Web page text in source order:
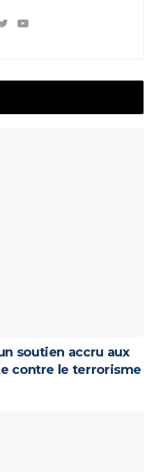
soutien accru aux
contre le terrorisme